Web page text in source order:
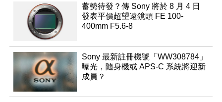
蓄勢待發？傳 Sony 將於 8 月 4 日
發表平價超望遠鏡頭 FE 100-
400mm F5.6-8
Sony 最新註冊機號「WW308784」
曝光，隨身機或 APS-C 系統將迎新
成員？